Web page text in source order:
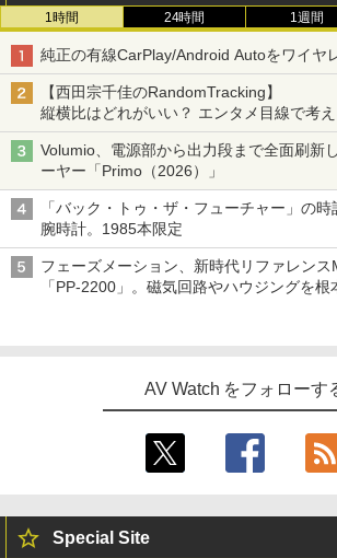
1時間 24時間 1週間
純正の有線CarPlay/Android Autoをワイヤ
【西田宗千佳のRandomTracking】
縦横比はどれがいい？ エンタメ目線で考
「Galaxy Z Fold」
Volumio、電源部から出力段まで全面刷新
ーヤー「Primo（2026）」
「バック・トゥ・ザ・フューチャー」の
腕時計。1985本限定
フェーズメーション、新時代リファレンス
「PP-2200」。磁気回路やハウジングを根
AV Watch をフォローす
Special Site